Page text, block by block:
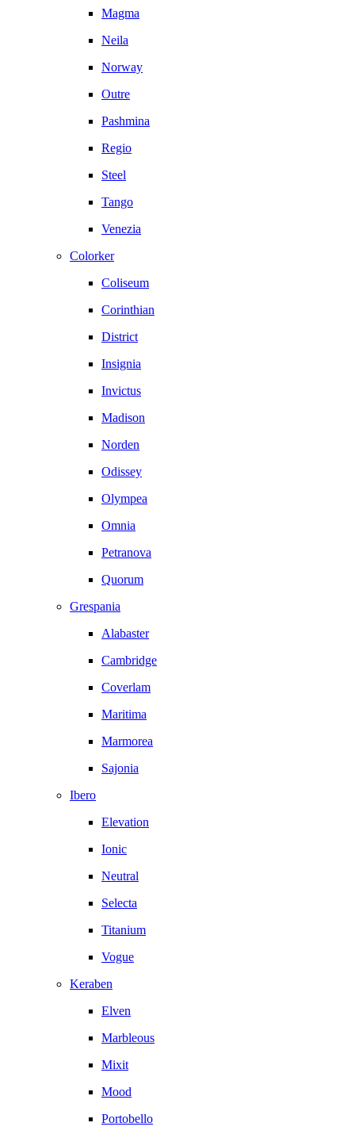
Magma
Neila
Norway
Outre
Pashmina
Regio
Steel
Tango
Venezia
Colorker
Coliseum
Corinthian
District
Insignia
Invictus
Madison
Norden
Odissey
Olympea
Omnia
Petranova
Quorum
Grespania
Alabaster
Cambridge
Coverlam
Maritima
Marmorea
Sajonia
Ibero
Elevation
Ionic
Neutral
Selecta
Titanium
Vogue
Keraben
Elven
Marbleous
Mixit
Mood
Portobello